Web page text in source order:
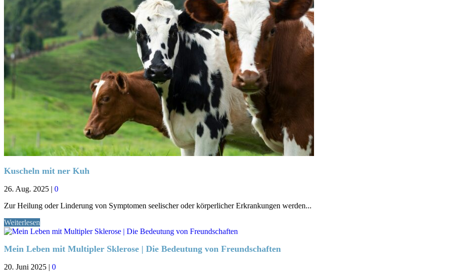
Kuscheln mit ner Kuh
26. Aug. 2025 | 0
Zur Heilung oder Linderung von Symptomen seelischer oder körperlicher Erkrankungen werden...
Weiterlesen
Mein Leben mit Multipler Sklerose | Die Bedeutung von Freundschaften
20. Juni 2025 | 0